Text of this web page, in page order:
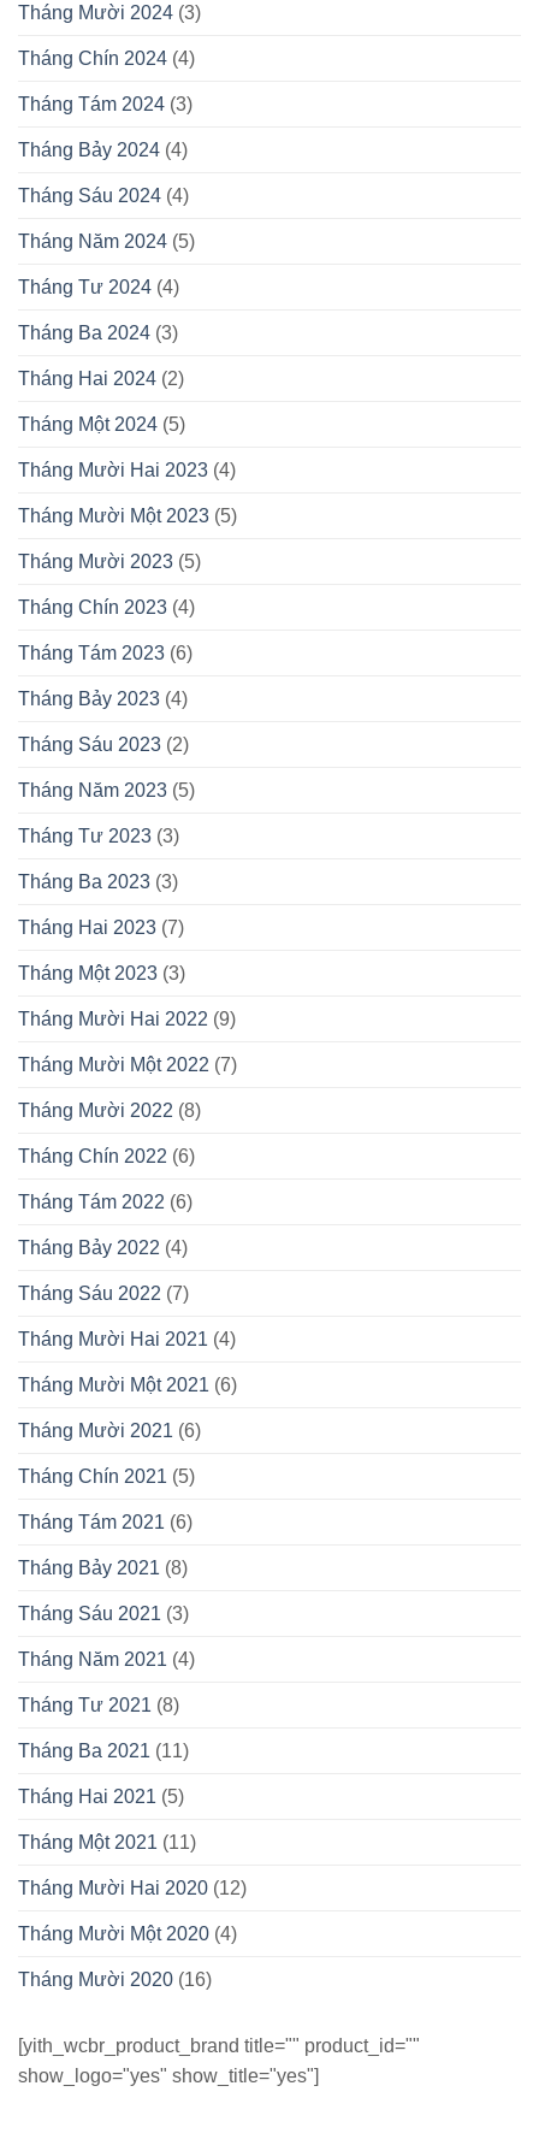
Tháng Mười 2024 (3)
Tháng Chín 2024 (4)
Tháng Tám 2024 (3)
Tháng Bảy 2024 (4)
Tháng Sáu 2024 (4)
Tháng Năm 2024 (5)
Tháng Tư 2024 (4)
Tháng Ba 2024 (3)
Tháng Hai 2024 (2)
Tháng Một 2024 (5)
Tháng Mười Hai 2023 (4)
Tháng Mười Một 2023 (5)
Tháng Mười 2023 (5)
Tháng Chín 2023 (4)
Tháng Tám 2023 (6)
Tháng Bảy 2023 (4)
Tháng Sáu 2023 (2)
Tháng Năm 2023 (5)
Tháng Tư 2023 (3)
Tháng Ba 2023 (3)
Tháng Hai 2023 (7)
Tháng Một 2023 (3)
Tháng Mười Hai 2022 (9)
Tháng Mười Một 2022 (7)
Tháng Mười 2022 (8)
Tháng Chín 2022 (6)
Tháng Tám 2022 (6)
Tháng Bảy 2022 (4)
Tháng Sáu 2022 (7)
Tháng Mười Hai 2021 (4)
Tháng Mười Một 2021 (6)
Tháng Mười 2021 (6)
Tháng Chín 2021 (5)
Tháng Tám 2021 (6)
Tháng Bảy 2021 (8)
Tháng Sáu 2021 (3)
Tháng Năm 2021 (4)
Tháng Tư 2021 (8)
Tháng Ba 2021 (11)
Tháng Hai 2021 (5)
Tháng Một 2021 (11)
Tháng Mười Hai 2020 (12)
Tháng Mười Một 2020 (4)
Tháng Mười 2020 (16)
[yith_wcbr_product_brand title="" product_id=""
show_logo="yes" show_title="yes"]